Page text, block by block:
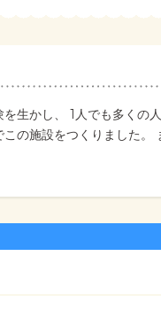
生かし、 1人でも多くの
の施設をつくりました